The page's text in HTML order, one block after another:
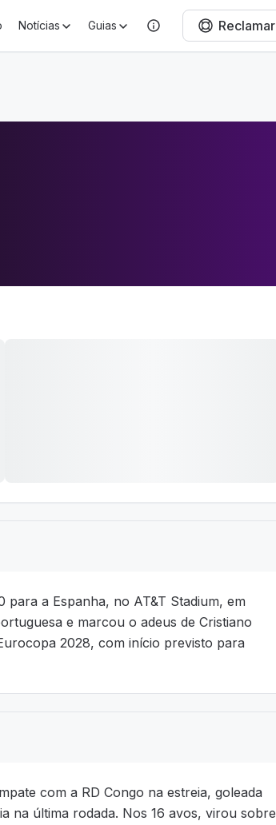
Notícias Guias Reclamar
a Espanha, no AT&T Stadium, em
e marcou o adeus de Cristiano
2028, com início previsto para
com a RD Congo na estreia, goleada
na última rodada. Nos 16 avos, virou sobre